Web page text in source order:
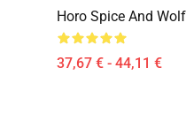
Horo Spice And
37,67 € - 44,11 €